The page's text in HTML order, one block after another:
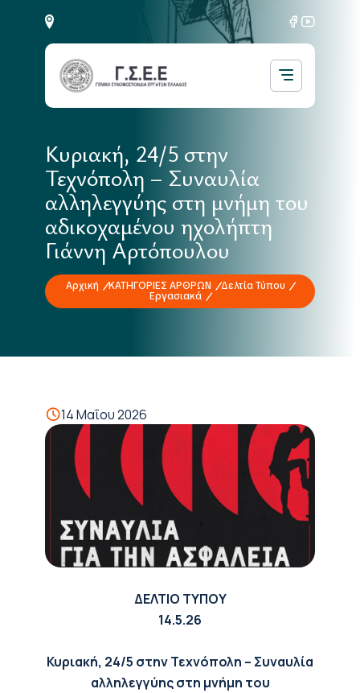
Κυριακή, 24/5 στην
Τεχνόπολη – Συναυλία
αλληλεγγύης στη μνήμη του
αδικοχαμένου ηχολήπτη
Γιάννη Αρτόπουλου
Αρχική ΚΑΤΗΓΟΡΙΕΣ ΑΡΘΡΩΝ
Δελτία Τύπου
Εργασιακά
14 Μαΐου 2026
ΔΕΛΤΙΟ ΤΥΠΟΥ
14.5.26
Κυριακή, 24/5 στην Τεχνόπολη – Συναυλία
αλληλεγγύης στη μνήμη του